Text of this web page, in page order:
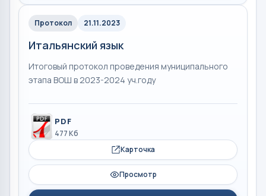
Протокол 21.11.2023
Итальянский язык
Итоговый протокол проведения муниципального
этапа ВОШ в 2023-2024 уч.году
PDF
477 Кб
Карточка
Просмотр